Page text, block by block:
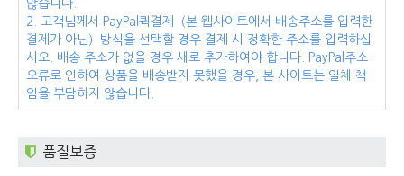
않습니다.
2. 고객님께서 PayPal퀵결제（본 웹사이트에서 배송주소를 입력한
결제가 아닌）방식을 선택할 경우 결제 시 정확한 주소를 입력하십
시오. 배송 주소가 없을 경우 새로 추가하여야 합니다. PayPal주소
오류로 인하여 상품을 배송받지 못했을 경우, 본 사이트는 일체 책
임을 부담하지 않습니다.
품질보증